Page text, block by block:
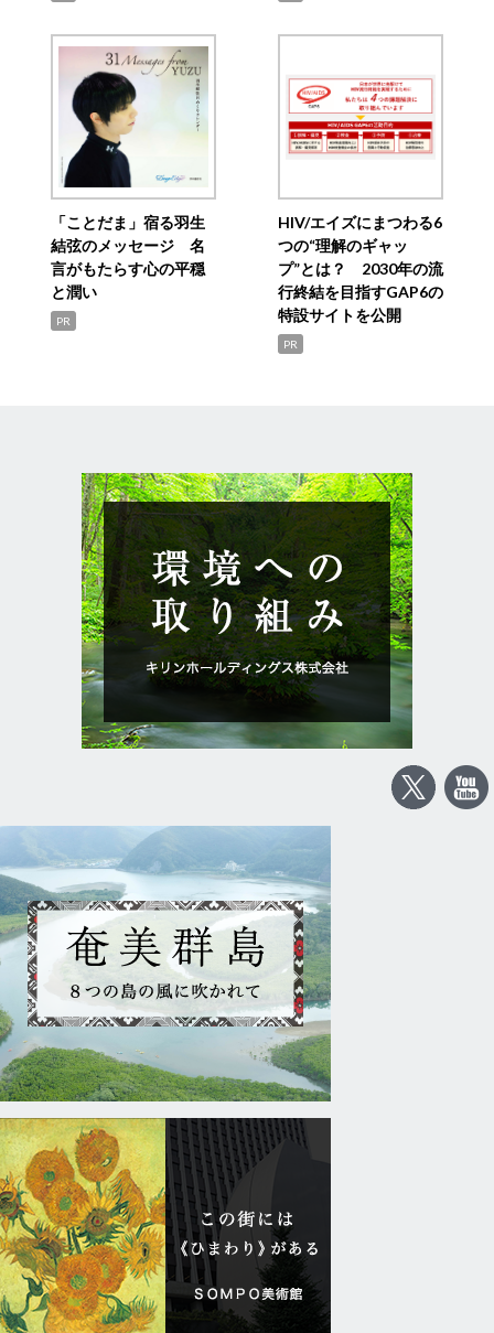
「ことだま」宿る羽生
結弦のメッセージ 名
言がもたらす心の平穏
と潤い
PR
HIV/エイズにまつわる6
つの“理解のギャッ
プ”とは？ 2030年の流
行終結を目指すGAP6の
特設サイトを公開
PR